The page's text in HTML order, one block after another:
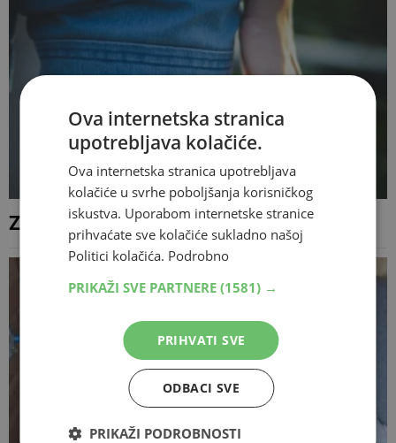
Zašto češanje pogoršava ubod komarca?
Ova internetska stranica
upotrebljava kolačiće.
Ova internetska stranica upotrebljava
kolačiće u svrhe poboljšanja korisničkog
iskustva. Uporabom internetske stranice
prihvaćate sve kolačiće sukladno našoj
Politici kolačića. Podrobno
PRIKAŽI SVE PARTNERE (1581) →
PRIHVATI SVE
ODBACI SVE
PRIKAŽI PODROBNOSTI